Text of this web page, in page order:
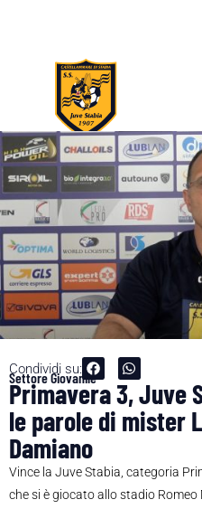
Condividi su:
Settore Giovanile
Primavera 3, Juve
le parole di mister
Damiano
Vince la Juve Stabia, categoria
che si è giocato allo stadio